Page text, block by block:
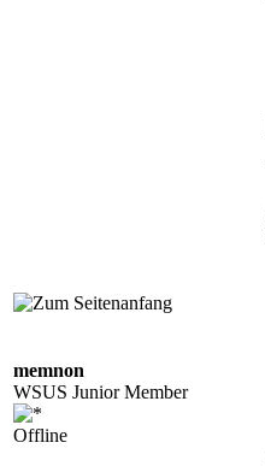
memnon
WSUS Junior Member
Offline